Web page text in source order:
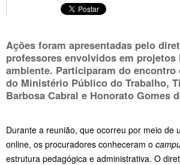
Ações foram apresentadas pelo
professores envolvidos em
ambiente. Participaram do encontro
do Ministério Público do Trabalho,
Barbosa Cabral e Honorato Gomes
Durante a reunião, que ocorreu por meio de
online, os procuradores conheceram o
estrutura pedagógica e administrativa. O